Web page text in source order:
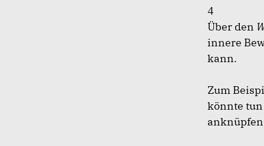
4
Über den
innere
kann.
Zum
könnte tun